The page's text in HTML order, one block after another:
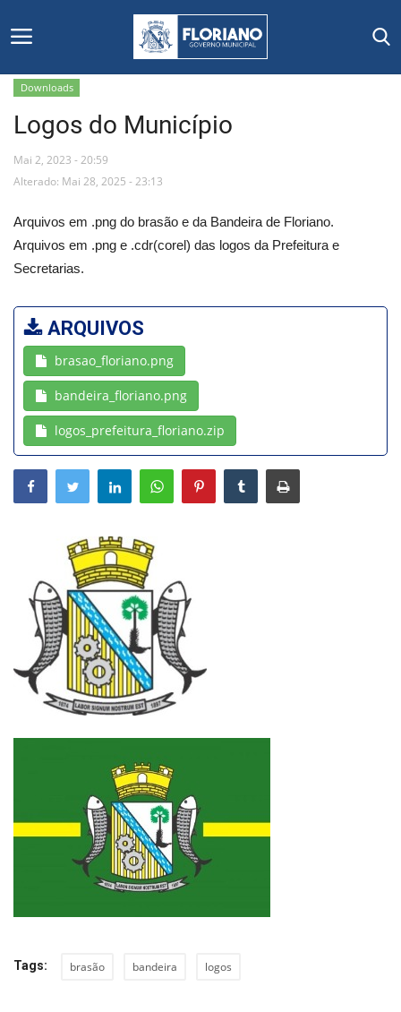
Início
Editais
Floriano
Secretarias e Órgãos
Mural de Licitações
Notícias
Vídeos
Webmail
Contato
Downloads
Logos do Município
Mai 2, 2023 - 20:59
Alterado: Mai 28, 2025 - 23:13
Arquivos em .png do brasão e da Bandeira de Floriano.
Arquivos em .png e .cdr(corel) das logos da Prefeitura e
Secretarias.
ARQUIVOS
brasao_floriano.png
bandeira_floriano.png
logos_prefeitura_floriano.zip
Tags: brasão bandeira logos